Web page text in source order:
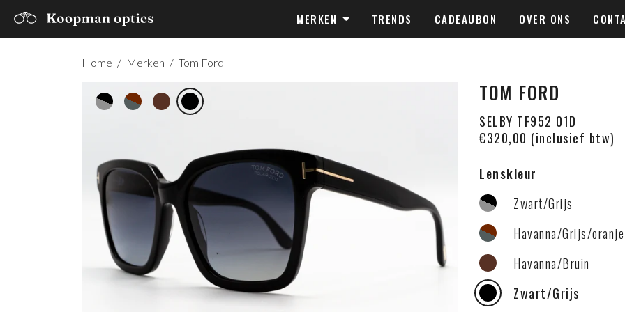
MERKEN TRENDS CADEAUBON OVER ONS
Home / Merken / Tom Ford
TOM FORD
SELBY TF952 01D
€320,00 (inclusief btw)
Lenskleur
Zwart/Grijs
Havanna/Grijs/oranje
Havanna/Bruin
Zwart/Grijs